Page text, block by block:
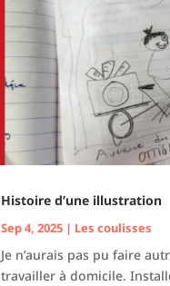
Histoire d’une illustration
Sep 4, 2025 | Les coulisses
Je n’aurais pas pu faire
travailler à domicile.